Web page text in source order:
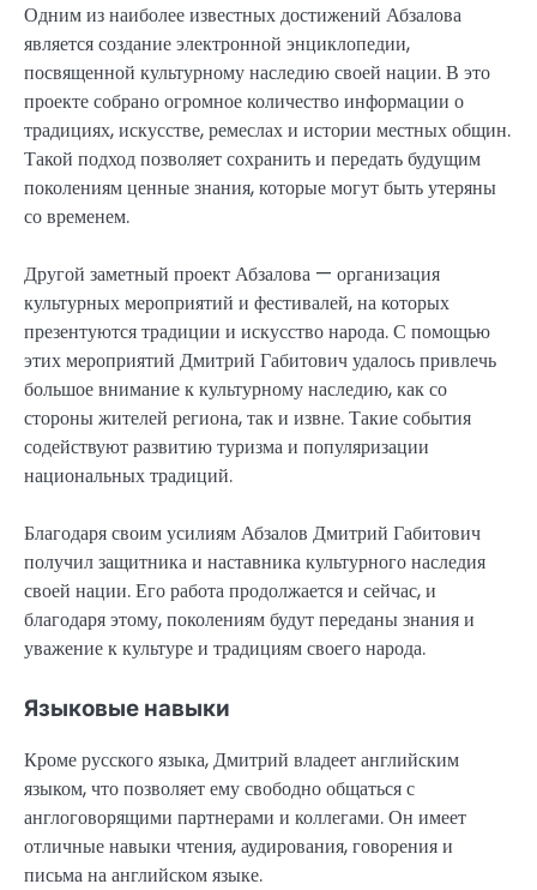
Одним из наиболее известных достижений Абзалова
является создание электронной энциклопедии,
посвященной культурному наследию своей нации. В это
проекте собрано огромное количество информации о
традициях, искусстве, ремеслах и истории местных общин.
Такой подход позволяет сохранить и передать будущим
поколениям ценные знания, которые могут быть утеряны
со временем.
Другой заметный проект Абзалова — организация
культурных мероприятий и фестивалей, на которых
презентуются традиции и искусство народа. С помощью
этих мероприятий Дмитрий Габитович удалось привлечь
большое внимание к культурному наследию, как со
стороны жителей региона, так и извне. Такие события
содействуют развитию туризма и популяризации
национальных традиций.
Благодаря своим усилиям Абзалов Дмитрий Габитович
получил защитника и наставника культурного наследия
своей нации. Его работа продолжается и сейчас, и
благодаря этому, поколениям будут переданы знания и
уважение к культуре и традициям своего народа.
Языковые навыки
Кроме русского языка, Дмитрий владеет английским
языком, что позволяет ему свободно общаться с
англоговорящими партнерами и коллегами. Он имеет
отличные навыки чтения, аудирования, говорения и
письма на английском языке.